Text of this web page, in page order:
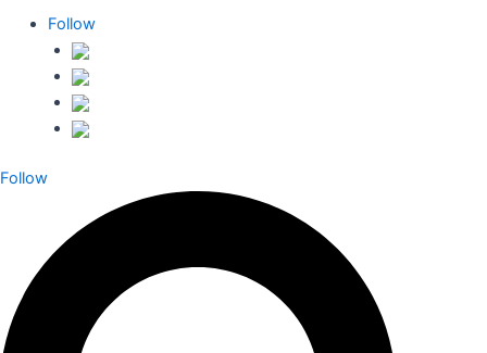
Follow
Follow